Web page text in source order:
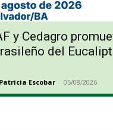
y Cedagro
del
Patricia Escobar - 05/08/2026